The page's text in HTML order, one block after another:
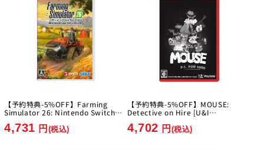
【予約特典-5%OFF】Farming
Simulator 26: Nintendo Switch
[Switch]
4,731 円 (税込)
【予約特典-5%OFF】MOUSE:
Detective on Hire [U&I
4,702 円 (税込)